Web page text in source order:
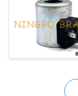
वाल्व